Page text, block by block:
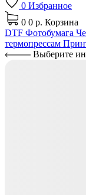
0 Избранное
0 0 р. Корзина
DTF Фотобумага
термопрессам
Выберите